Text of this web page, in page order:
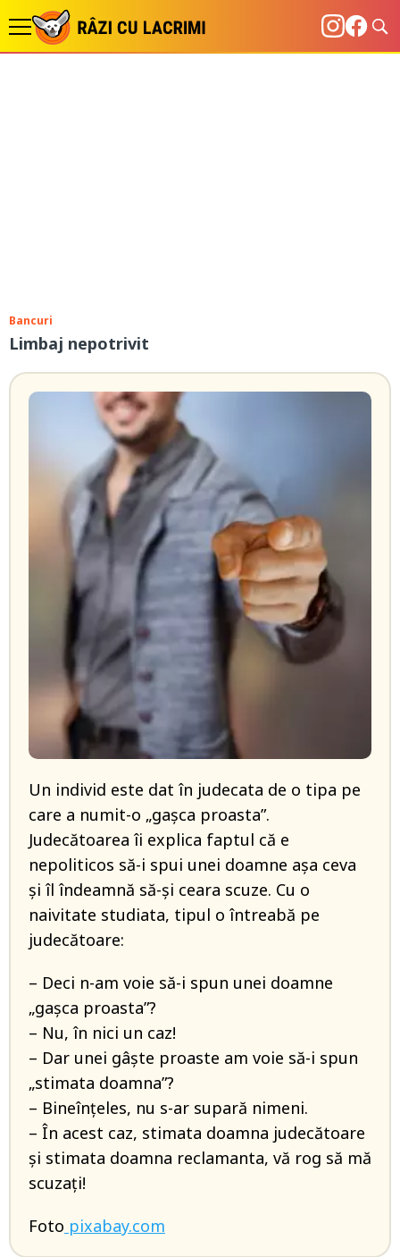
Bancuri
Limbaj nepotrivit
Un individ este dat în judecata de o tipa pe
care a numit-o „gașca proasta”.
Judecătoarea îi explica faptul că e
nepoliticos să-i spui unei doamne așa ceva
și îl îndeamnă să-și ceara scuze. Cu o
naivitate studiata, tipul o întreabă pe
judecătoare:
– Deci n-am voie să-i spun unei doamne
„gașca proasta”?
– Nu, în nici un caz!
– Dar unei gâște proaste am voie să-i spun
„stimata doamna”?
– Bineînțeles, nu s-ar supară nimeni.
– În acest caz, stimata doamna judecătoare
și stimata doamna reclamanta, vă rog să mă
scuzați!
Foto pixabay.com